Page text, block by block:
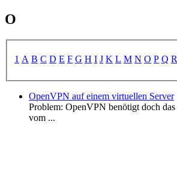
O
1 A B C D E F G H I J K L M N O P Q R
OpenVPN auf einem virtuellen Server
Problem: OpenVPN benötigt doch
vom ...